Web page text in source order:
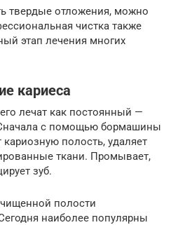
твердые отложения, можно
чистка также
этап лечения многих
кариеса
лечат как постоянный —
с помощью бормашины
кариозную полость, удаляет
ткани. Промывает,
зуб.
полости
наиболее популярны